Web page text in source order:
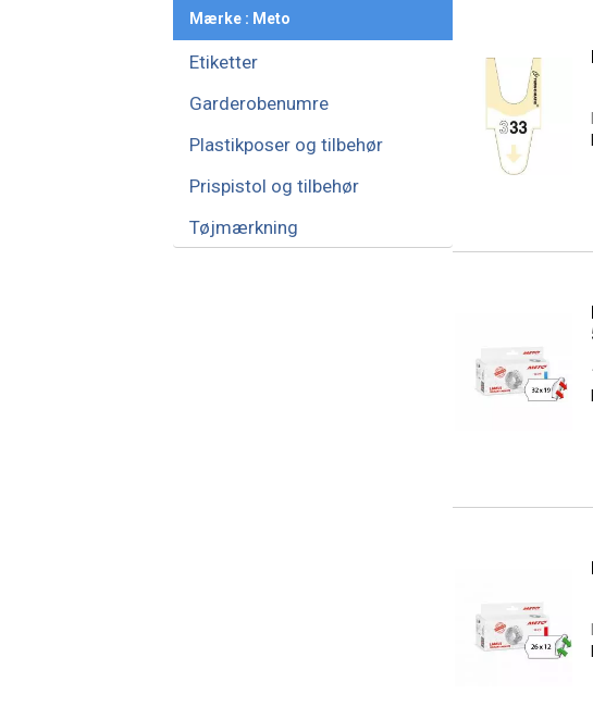
Mærke : Meto
Etiketter
Garderobenumre
Plastikposer og tilbehør
Prispistol og tilbehør
Tøjmærkning